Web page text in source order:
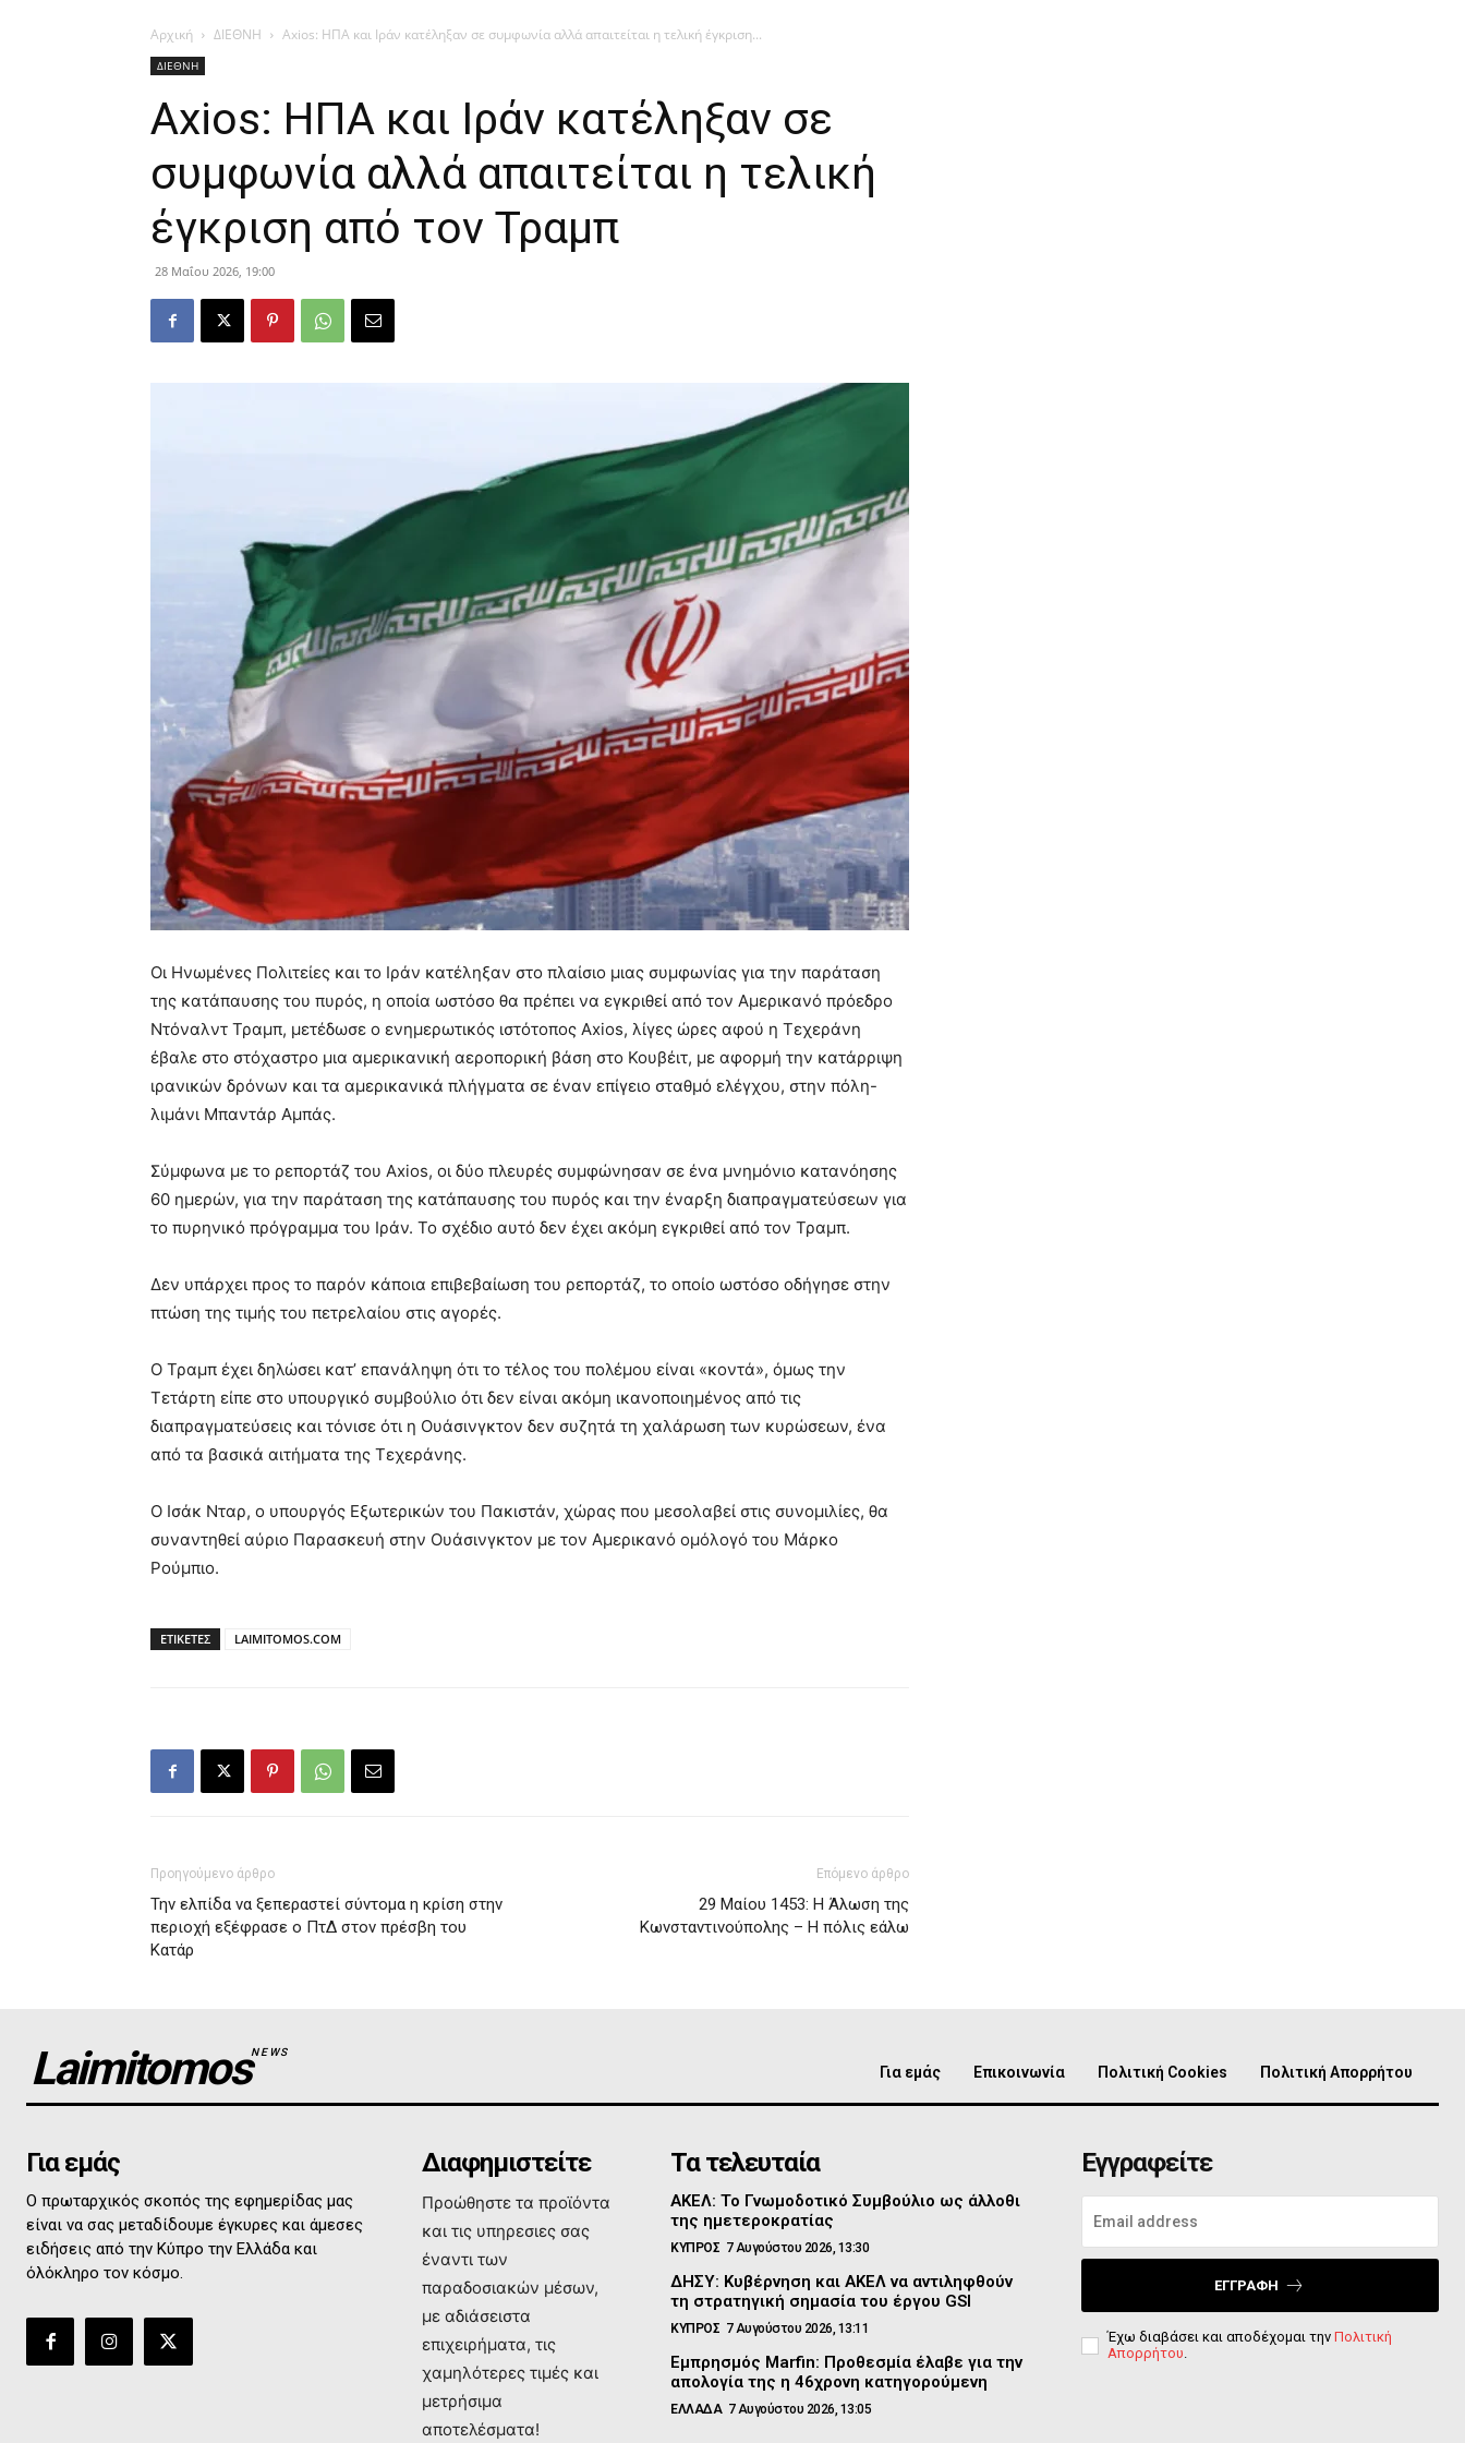
Αρχική ΔΙΕΘΝΗ Axios: ΗΠΑ και Ιράν κατέληξαν σε συμφωνία αλλά απαιτείται η τελική έγκριση...
ΔΙΕΘΝΗ
Axios: ΗΠΑ και Ιράν κατέληξαν σε
συμφωνία αλλά απαιτείται η τελική
έγκριση από τον Τραμπ
28 Μαΐου 2026, 19:00
Οι Ηνωμένες Πολιτείες και το Ιράν κατέληξαν στο πλαίσιο μιας συμφωνίας για την παράταση
της κατάπαυσης του πυρός, η οποία ωστόσο θα πρέπει να εγκριθεί από τον Αμερικανό πρόεδρο
Ντόναλντ Τραμπ, μετέδωσε ο ενημερωτικός ιστότοπος Axios, λίγες ώρες αφού η Τεχεράνη
έβαλε στο στόχαστρο μια αμερικανική αεροπορική βάση στο Κουβέιτ, με αφορμή την κατάρριψη
ιρανικών δρόνων και τα αμερικανικά πλήγματα σε έναν επίγειο σταθμό ελέγχου, στην πόλη-
λιμάνι Μπαντάρ Αμπάς.
Σύμφωνα με το ρεπορτάζ του Axios, οι δύο πλευρές συμφώνησαν σε ένα μνημόνιο κατανόησης
60 ημερών, για την παράταση της κατάπαυσης του πυρός και την έναρξη διαπραγματεύσεων για
το πυρηνικό πρόγραμμα του Ιράν. Το σχέδιο αυτό δεν έχει ακόμη εγκριθεί από τον Τραμπ.
Δεν υπάρχει προς το παρόν κάποια επιβεβαίωση του ρεπορτάζ, το οποίο ωστόσο οδήγησε στην
πτώση της τιμής του πετρελαίου στις αγορές.
Ο Τραμπ έχει δηλώσει κατ’ επανάληψη ότι το τέλος του πολέμου είναι «κοντά», όμως την
Τετάρτη είπε στο υπουργικό συμβούλιο ότι δεν είναι ακόμη ικανοποιημένος από τις
διαπραγματεύσεις και τόνισε ότι η Ουάσινγκτον δεν συζητά τη χαλάρωση των κυρώσεων, ένα
από τα βασικά αιτήματα της Τεχεράνης.
Ο Ισάκ Νταρ, ο υπουργός Εξωτερικών του Πακιστάν, χώρας που μεσολαβεί στις συνομιλίες, θα
συναντηθεί αύριο Παρασκευή στην Ουάσινγκτον με τον Αμερικανό ομόλογό του Μάρκο
Ρούμπιο.
ΕΤΙΚΕΤΕΣ LAIMITOMOS.COM
Προηγούμενο άρθρο
Την ελπίδα να ξεπεραστεί σύντομα η κρίση στην
περιοχή εξέφρασε ο ΠτΔ στον πρέσβη του
Κατάρ
Επόμενο άρθρο
29 Μαίου 1453: Η Άλωση της
Κωνσταντινούπολης – Η πόλις εάλω
LaimitomosNEWS
Για εμάς Επικοινωνία Πολιτική Cookies Πολιτική Απορρήτου
Για εμάς
Ο πρωταρχικός σκοπός της εφημερίδας μας
είναι να σας μεταδίδουμε έγκυρες και άμεσες
ειδήσεις από την Κύπρο την Ελλάδα και
όλόκληρο τον κόσμο.
Διαφημιστείτε
Προώθηστε τα προϊόντα
και τις υπηρεσιες σας
έναντι των
παραδοσιακών μέσων,
με αδιάσειστα
επιχειρήματα, τις
χαμηλότερες τιμές και
μετρήσιμα
αποτελέσματα!
Τα τελευταία
ΑΚΕΛ: Το Γνωμοδοτικό Συμβούλιο ως άλλοθι
της ημετεροκρατίας
ΚΥΠΡΟΣ 7 Αυγούστου 2026, 13:30
ΔΗΣΥ: Κυβέρνηση και ΑΚΕΛ να αντιληφθούν
τη στρατηγική σημασία του έργου GSI
ΚΥΠΡΟΣ 7 Αυγούστου 2026, 13:11
Εμπρησμός Marfin: Προθεσμία έλαβε για την
απολογία της η 46χρονη κατηγορούμενη
ΕΛΛΑΔΑ 7 Αυγούστου 2026, 13:05
Εγγραφείτε
ΕΓΓΡΑΦΉ
Έχω διαβάσει και αποδέχομαι την Πολιτική
Απορρήτου.